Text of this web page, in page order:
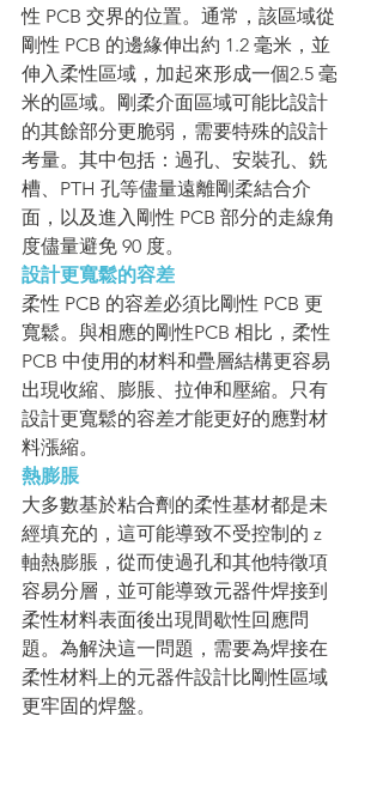
性 PCB 交界的位置。通常，該區域從
剛性 PCB 的邊緣伸出約 1.2 毫米，並
伸入柔性區域，加起來形成一個2.5 毫
米的區域。剛柔介面區域可能比設計
的其餘部分更脆弱，需要特殊的設計
考量。其中包括：過孔、安裝孔、銑
槽、PTH 孔等儘量遠離剛柔結合介
面，以及進入剛性 PCB 部分的走線角
度儘量避免 90 度。
設計更寬鬆的容差
柔性 PCB 的容差必須比剛性 PCB 更
寬鬆。與相應的剛性PCB 相比，柔性
PCB 中使用的材料和疊層結構更容易
出現收縮、膨脹、拉伸和壓縮。只有
設計更寬鬆的容差才能更好的應對材
料漲縮。
熱膨脹
大多數基於粘合劑的柔性基材都是未
經填充的，這可能導致不受控制的 z
軸熱膨脹，從而使過孔和其他特徵項
容易分層，並可能導致元器件焊接到
柔性材料表面後出現間歇性回應問
題。為解決這一問題，需要為焊接在
柔性材料上的元器件設計比剛性區域
更牢固的焊盤。